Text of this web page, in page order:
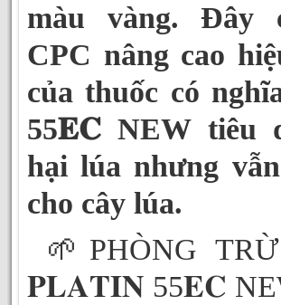
màu vàng. Đây
CPC nâng cao
của thuốc có
55𝐄𝐂 NEW tiêu
hại lúa nhưng
cho cây lúa.
🌱PHÒNG
𝐏𝐋𝐀𝐓𝐈𝐍 55𝐄𝐂